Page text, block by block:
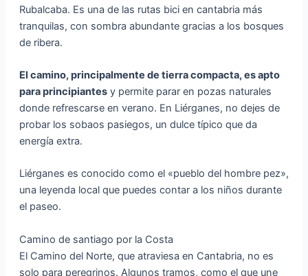
Rubalcaba. Es una de las rutas bici en cantabria más
tranquilas, con sombra abundante gracias a los bosques
de ribera.
El camino, principalmente de tierra compacta, es apto
para principiantesy permite parar en pozas naturales
donde refrescarse en verano. En Liérganes, no dejes de
probar los sobaos pasiegos, un dulce típico que da
energía extra.
Liérganes es conocido como el «pueblo del hombre pez»,
una leyenda local que puedes contar a los niños durante
el paseo.
Camino de santiago por la Costa
El Camino del Norte, que atraviesa en Cantabria, no es
solo para peregrinos. Algunos tramos, como el que une